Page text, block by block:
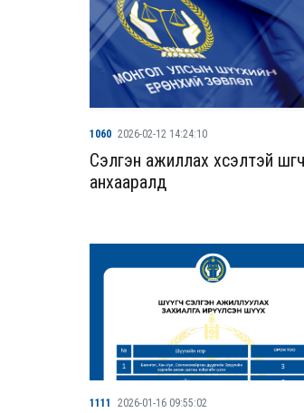
1060 2026-02-12 14:24:10
Сэлгэн ажиллах хүсэлтэй
анхааралд
1111 2026-01-16 09:55:02